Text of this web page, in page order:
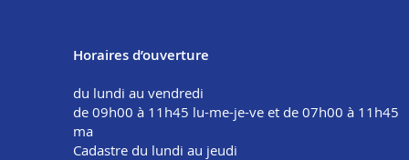
Horaires d’ouverture
du lundi au vendredi
de 09h00 à 11h45 lu-me-je-ve et de 07h00 à 11h45
ma
Cadastre du lundi au jeudi